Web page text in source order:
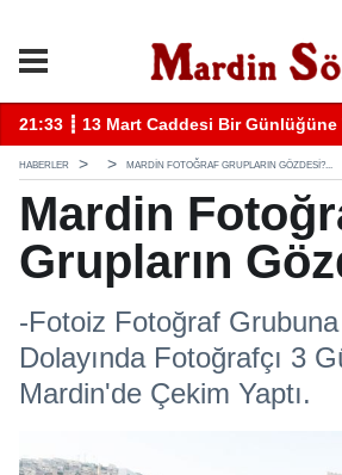
11:57 ┋ Midyat’ta bıçaklı kavga can aldı
HABERLER MARDIN FOTOĞRAF GRUPLARIN GÖZDESI?...
Mardin
Grupların
-Fotoiz Fotoğraf
Dolayında Fotoğrafçı 3
Mardin'de Çekim Yaptı.